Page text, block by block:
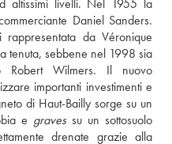
altissimi livelli. Nel 1955 la
Daniel Sanders.
da Véronique
tenuta, sebbene nel 1998 sia
Robert Wilmers. Il nuovo
importanti investimenti e
di Haut-Bailly sorge su un
e graves su un sottosuolo
drenate grazie alla